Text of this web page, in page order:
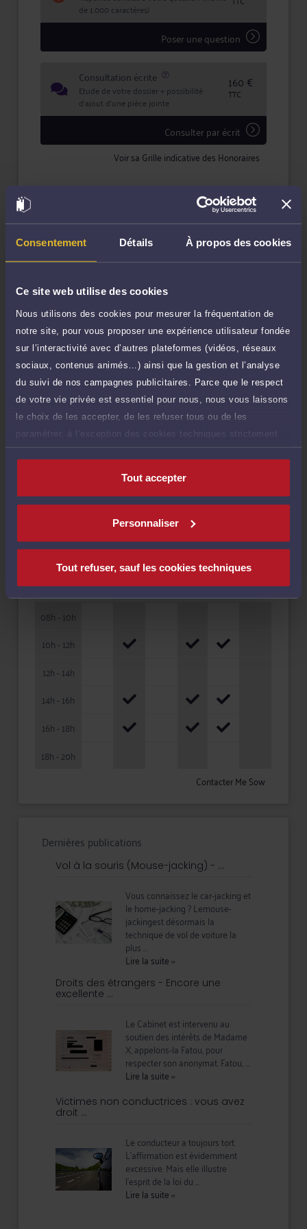
Consentement Détails À propos des cookies
Ce site web utilise des cookies
Nous utilisons des cookies pour mesurer la fréquentation de
notre site, pour vous proposer une expérience utilisateur fondée
sur l’interactivité avec d’autres plateformes (vidéos, réseaux
sociaux, contenus animés…) ainsi que la gestion et l’analyse
du suivi de nos campagnes publicitaires. Parce que le respect
de votre vie privée est essentiel pour nous, nous vous laissons
le choix de les accepter, de les refuser tous ou de les
paramétrer, à l’exception des cookies techniques strictement
nécessaires au fonctionnement du site.
Tout accepter
Personnaliser
Tout refuser, sauf les cookies techniques
de 1.000 caractères)
Poser une question
Consultation écrite
Etude de votre dossier + possibilité
d'ajout d'une pièce jointe
160 €
TTC
Consulter par écrit
Voir sa Grille indicative des Honoraires
Compétences
Droit des étrangers et de la nationalité
Droit de la famille, des personnes et de leur patrimoine
Langues
Rendez-vous
cabinet
Consultation
téléphonique
HORAIRES LUN MAR MER JEU VEN
SAM
08h - 10h
10h - 12h
12h - 14h
14h - 16h
16h - 18h
18h - 20h
Contacter Me Sow
Dernières publications
Vol à la souris (Mouse-jacking) - ...
Vous connaissez le car-jacking et
le home-jacking ? Lemouse-
jackingest désormais la
technique de vol de voiture la
plus ...
Lire la suite››
Droits des étrangers - Encore une
excellente ...
Le Cabinet est intervenu au
soutien des intérêts de Madame
X, appelons-la Fatou, pour
respecter son anonymat. Fatou, ...
Lire la suite››
Victimes non conductrices : vous avez
droit ...
Le conducteur a toujours tort.
L'affirmation est évidemment
excessive. Mais elle illustre
l'esprit de la loi du ...
Lire la suite››